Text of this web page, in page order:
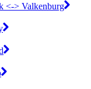
<-> Valkenburg